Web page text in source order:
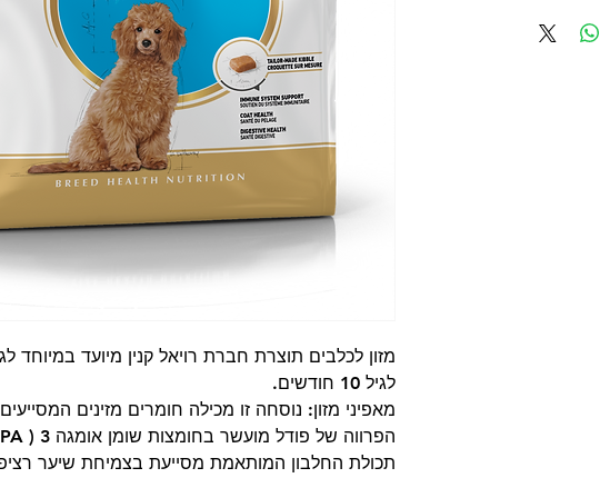
מזון לכלבים תוצרת חברת רויאל קנין מיועד במיוחד
לגיל 10 חודשים.
מאפיני מזון: נוסחה זו מכילה חומרים מזינים
תכולת החלבון המותאמת מסייעת בצמיחת שיער